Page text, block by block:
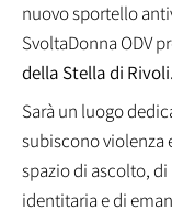
nuovo sportello
SvoltaDonna ODV
della Stella di Rivoli.
Sarà un luogo
subiscono violenza
spazio di ascolto,
identitaria e di